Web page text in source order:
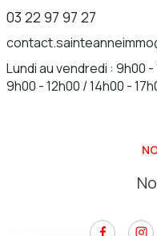
03 22 97 97 27
Lundi au vendredi : 9h00 -
9h00 - 12h00 / 14h00 -